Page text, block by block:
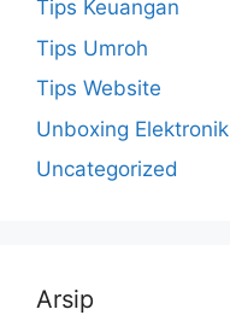
Tips Keuangan
Tips Umroh
Tips Website
Unboxing Elektronik
Uncategorized
Arsip